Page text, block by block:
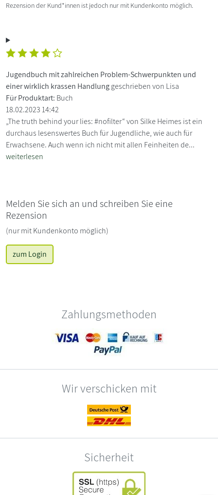
Rezension der Kund*innen ist jedoch nur mit Kundenkonto möglich.
Jugendbuch mit zahlreichen Problem-Schwerpunkten und
einer wirklich krassen Handlunggeschrieben von Lisa
Für Produktart: Buch
18.02.2023 14:42
„The truth behind your lies: #nofilter“ von Silke Heimes ist ein
durchaus lesenswertes Buch für Jugendliche, wie auch für
Erwachsene. Auch wenn ich nicht mit allen Feinheiten de...
weiterlesen
Melden Sie sich an und schreiben Sie eine
Rezension
(nur mit Kundenkonto möglich)
zum Login
Zahlungsmethoden
Wir verschicken mit
Sicherheit